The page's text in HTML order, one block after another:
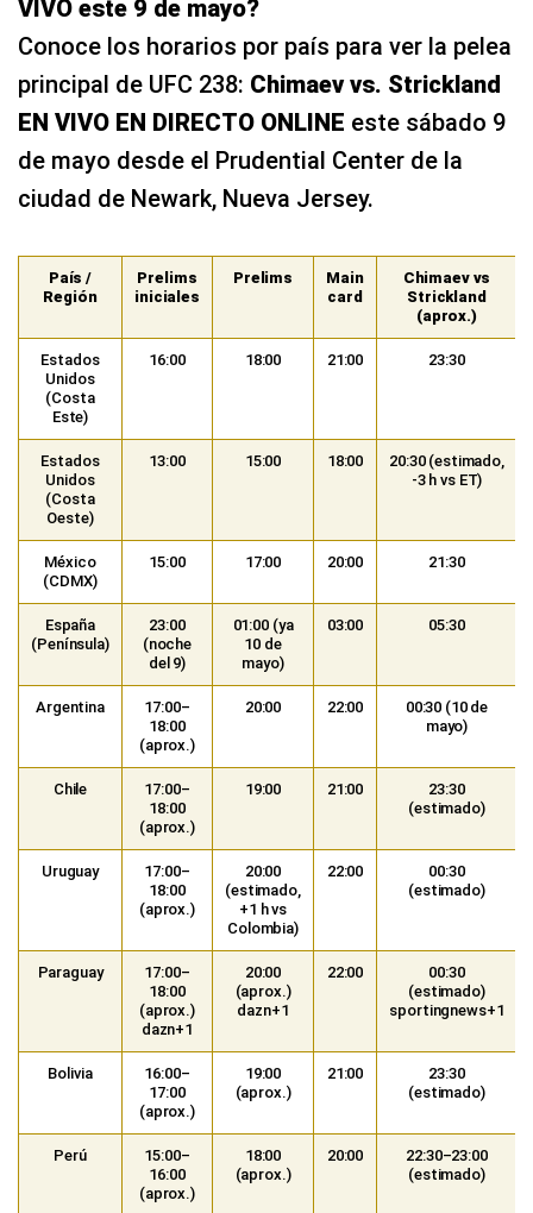
VIVO este 9 de mayo?
Conoce los horarios por país para ver la pelea
principal de UFC 238: Chimaev vs. Strickland
EN VIVO EN DIRECTO ONLINE este sábado 9
de mayo desde el Prudential Center de la
ciudad de Newark, Nueva Jersey.
País /
Región
Prelims
iniciales
Prelims
Main
card
Chimaev vs
Strickland
(aprox.)
Estados
Unidos
(Costa
Este)
16:00 18:00 21:00 23:30
Estados
Unidos
(Costa
Oeste)
13:00 15:00 18:00
20:30 (estimado,
-3 h vs ET)
México
(CDMX)
15:00 17:00 20:00 21:30
España
(Península)
23:00
(noche
del 9)
01:00 (ya
10 de
mayo)
03:00 05:30
Argentina
17:00–
18:00
(aprox.)
20:00 22:00
00:30 (10 de
mayo)
Chile
17:00–
18:00
(aprox.)
19:00 21:00
23:30
(estimado)
Uruguay
17:00–
18:00
(aprox.)
20:00
(estimado,
+1 h vs
Colombia)
22:00
00:30
(estimado)
Paraguay
17:00–
18:00
(aprox.)
dazn+1
20:00
(aprox.)
dazn+1
22:00
00:30
(estimado)
sportingnews+1
Bolivia
16:00–
17:00
(aprox.)
19:00
(aprox.)
21:00
23:30
(estimado)
Perú
15:00–
16:00
(aprox.)
18:00
(aprox.)
20:00
22:30–23:00
(estimado)